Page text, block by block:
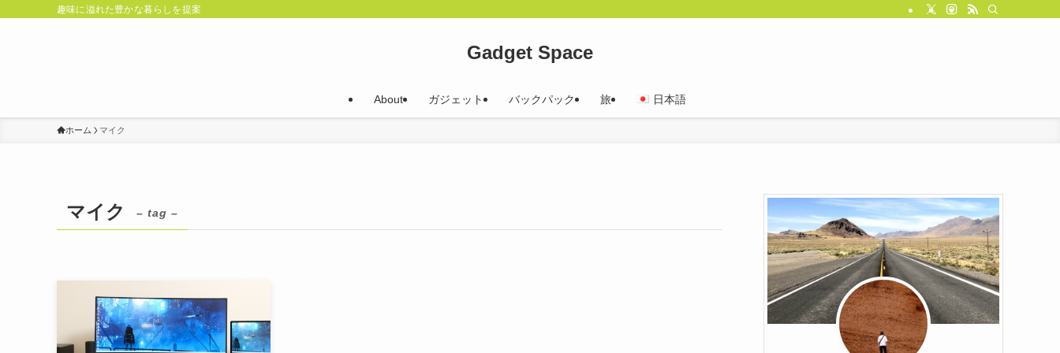
趣味に溢れた豊かな暮らしを提案
Gadget Space
About ガジェット バックパック 旅 日本語
ホーム マイク
マイク – tag –